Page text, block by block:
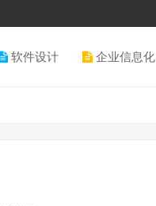
软件设计 企业信息化